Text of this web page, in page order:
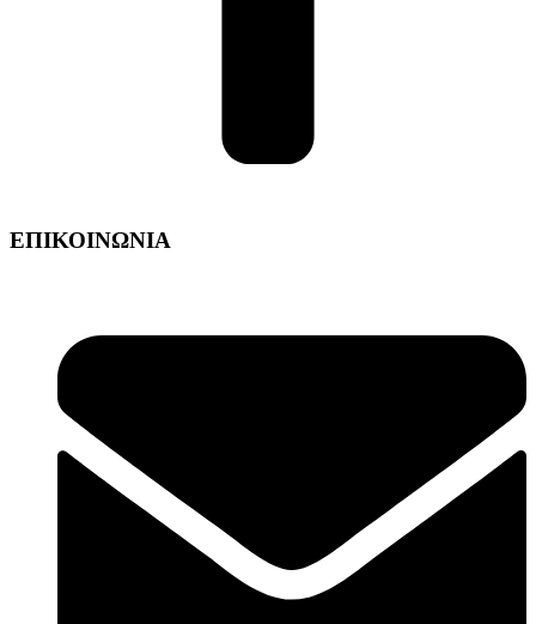
ΕΠΙΚΟΙΝΩΝΙΑ